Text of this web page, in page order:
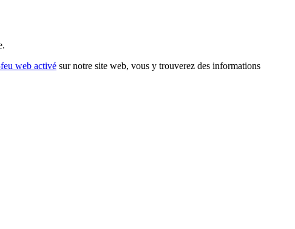
web activé sur notre site web, vous y trouverez des informations